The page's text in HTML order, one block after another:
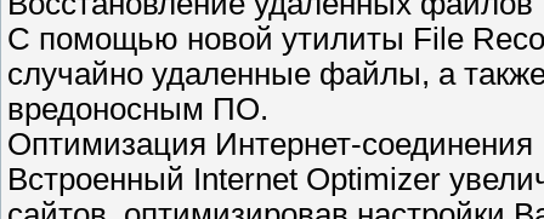
С помощью новой утилиты File
случайно удаленные файлы, а
вредоносным ПО.
Оптимизация Интернет-соединения
Встроенный Internet Optimizer